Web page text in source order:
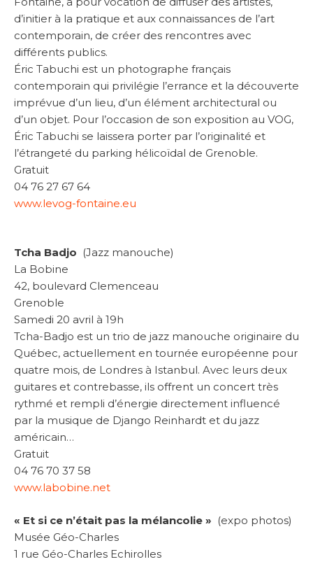
d’initier à la pratique et aux connaissances de l’art
contemporain, de créer des rencontres avec
différents publics.
Éric Tabuchi est un photographe français
contemporain qui privilégie l’errance et la découverte
imprévue d’un lieu, d’un élément architectural ou
d’un objet. Pour l’occasion de son exposition au VOG,
Éric Tabuchi se laissera porter par l’originalité et
l’étrangeté du parking hélicoïdal de Grenoble.
Gratuit
04 76 27 67 64
www.levog-fontaine.eu
Tcha Badjo (Jazz manouche)
La Bobine
42, boulevard Clemenceau
Grenoble
Samedi 20 avril à 19h
Tcha-Badjo est un trio de jazz manouche originaire du
Québec, actuellement en tournée européenne pour
quatre mois, de Londres à Istanbul. Avec leurs deux
guitares et contrebasse, ils offrent un concert très
rythmé et rempli d’énergie directement influencé
par la musique de Django Reinhardt et du jazz
américain…
Gratuit
04 76 70 37 58
www.labobine.net
« Et si ce n’était pas la mélancolie » (expo photos)
Musée Géo-Charles
1 rue Géo-Charles Echirolles